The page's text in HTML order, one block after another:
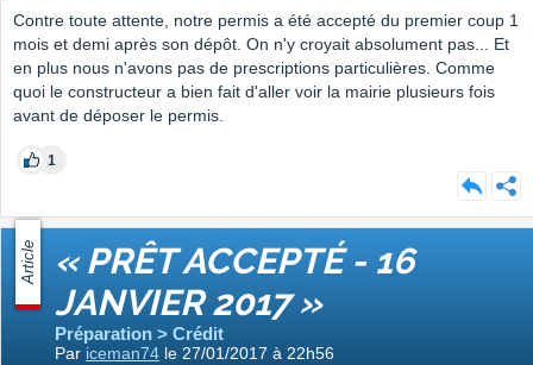
Contre toute attente, notre permis a été accepté du premier coup 1
mois et demi après son dépôt. On n'y croyait absolument pas... Et
en plus nous n'avons pas de prescriptions particulières. Comme
quoi le constructeur a bien fait d'aller voir la mairie plusieurs fois
avant de déposer le permis.
1
Article « PRÊT ACCEPTÉ - 16
JANVIER 2017 »
Préparation > Crédit
Par iceman74 le 27/01/2017 à 22h56